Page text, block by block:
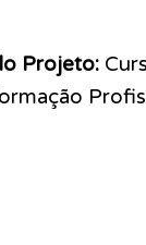
Projeto: